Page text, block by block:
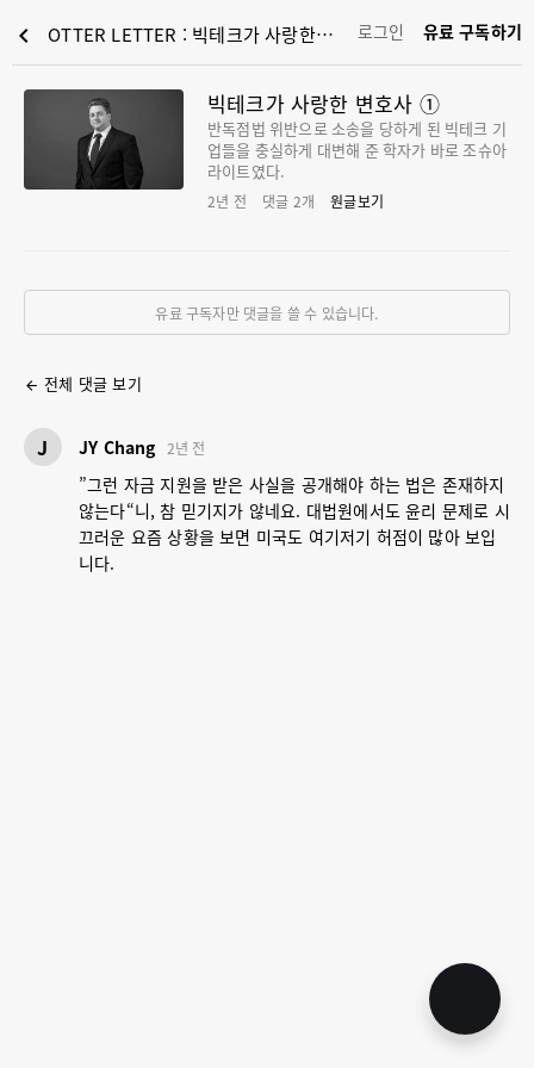
chevron_left OTTER LETTER : 빅테크가 사랑한 변호사 ① 로그인 유료 구독하기
빅테크가 사랑한 변호사 ①
반독점법 위반으로 소송을 당하게 된 빅테크 기
업들을 충실하게 대변해 준 학자가 바로 조슈아
라이트였다.
2년 전 댓글 2개 원글보기
유료 구독자만 댓글을 쓸 수 있습니다.
arrow_back 전체 댓글 보기
J JY Chang 2년 전
”그런 자금 지원을 받은 사실을 공개해야 하는 법은 존재하지
않는다“니, 참 믿기지가 않네요. 대법원에서도 윤리 문제로 시
끄러운 요즘 상황을 보면 미국도 여기저기 허점이 많아 보입
니다.